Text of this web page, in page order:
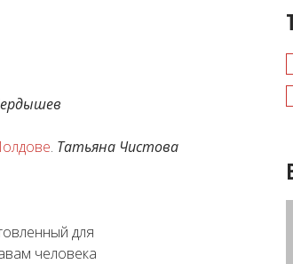
. Татьяна Чистова
для
человека